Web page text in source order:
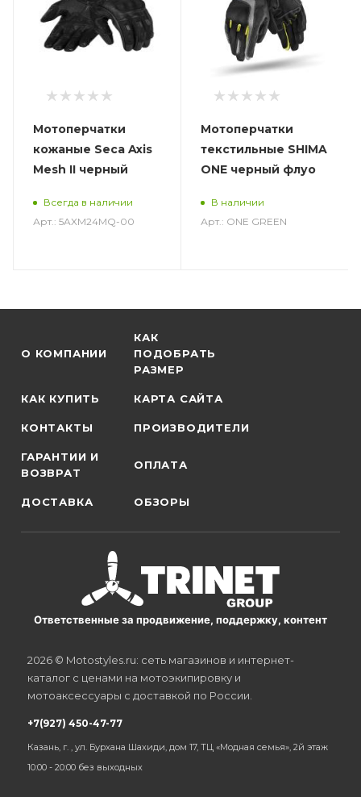
Мотоперчатки
кожаные Seca Axis
Mesh II черный
Всегда в наличии
Арт.: 5AXM24MQ-00
Мотоперчатки
текстильные SHIMA
ONE черный флуо
В наличии
Арт.: ONE GREEN
О КОМПАНИИ
КАК
ПОДОБРАТЬ
РАЗМЕР
КАК КУПИТЬ КАРТА САЙТА
КОНТАКТЫ ПРОИЗВОДИТЕЛИ
ГАРАНТИИ И
ВОЗВРАТ
ОПЛАТА
ДОСТАВКА ОБЗОРЫ
Ответственные за продвижение, поддержку, контент
2026 © Motostyles.ru: сеть магазинов и интернет-
каталог с ценами на мотоэкипировку и
мотоаксессуары с доставкой по России.
+7(927) 450-47-77
Казань, г. , ул. Бурхана Шахиди, дом 17, ТЦ «Модная семья», 2й этаж
10:00 - 20:00 без выходных